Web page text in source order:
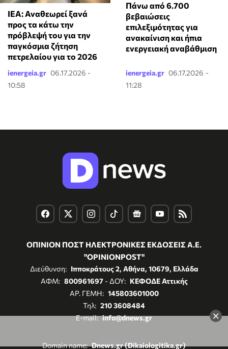
×
ΙΕΑ: Αναθεωρεί ξανά
προς τα κάτω την
πρόβλεψή του για την
παγκόσμια ζήτηση
πετρελαίου για το 2026
ienergeia.gr 06.17.2026 -
10:58
Πάνω από 6.700
βεβαιώσεις
επιλεξιμότητας για
ανακαίνιση και ήπια
ενεργειακή αναβάθμιση
ienergeia.gr 06.17.2026 -
11:28
ΟΠΙΝΙΟΝ ΠΟΣΤ ΗΛΕΚΤΡΟΝΙΚΕΣ ΕΚΔΟΣΕΙΣ Α.Ε.
"OPINIONPOST"
Διεύθυνση: Ιπποκράτους 2, Αθήνα, 10679, Ελλάδα
ΑΦΜ: 800961697- ΔΟΥ: ΚΕΦΟΔΕ Αττικής
ΑΡ. ΓΕΜΗ: 145803601000
Τηλ: 210 3608484
E-mail: info@dnews.gr
Domain name: Dnews.gr (Dikaiologitika.gr)